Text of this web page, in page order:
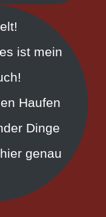
ist mein
Haufen
Dinge
genau